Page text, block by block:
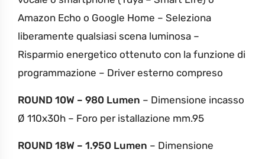
Amazon Echo o Google Home – Seleziona
liberamente qualsiasi scena luminosa –
Risparmio energetico ottenuto con la funzione di
programmazione – Driver esterno compreso
ROUND 10W – 980 Lumen – Dimensione incasso
Ø 110x30h – Foro per istallazione mm.95
ROUND 18W – 1.950 Lumen – Dimensione